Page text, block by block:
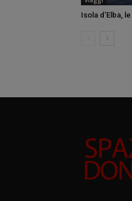
Isola d’Elba,